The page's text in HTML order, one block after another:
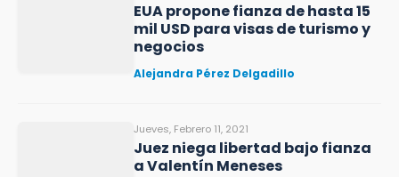
EUA propone fianza de hasta 15
mil USD para visas de turismo y
negocios
Alejandra Pérez Delgadillo
Jueves, Febrero 11, 2021
Juez niega libertad bajo fianza
a Valentín Meneses